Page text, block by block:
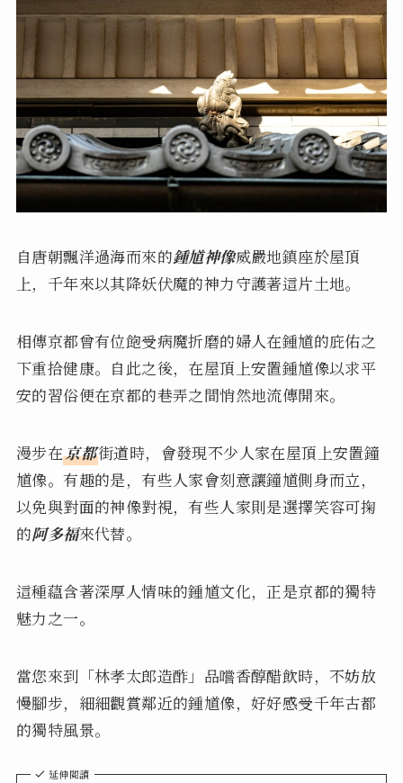
自唐朝飄洋過海而來的鍾馗神像威嚴地鎮座於屋頂
上，千年來以其降妖伏魔的神力守護著這片土地。
相傳京都曾有位飽受病魔折磨的婦人在鍾馗的庇佑之
下重拾健康。自此之後，在屋頂上安置鍾馗像以求平
安的習俗便在京都的巷弄之間悄然地流傳開來。
漫步在京都街道時，會發現不少人家在屋頂上安置鐘
馗像。有趣的是，有些人家會刻意讓鐘馗側身而立，
以免與對面的神像對視，有些人家則是選擇笑容可掬
的阿多福來代替。
這種蘊含著深厚人情味的鍾馗文化，正是京都的獨特
魅力之一。
當您來到「林孝太郎造酢」品嚐香醇醋飲時，不妨放
慢腳步，細細觀賞鄰近的鍾馗像，好好感受千年古都
的獨特風景。
延伸閱讀